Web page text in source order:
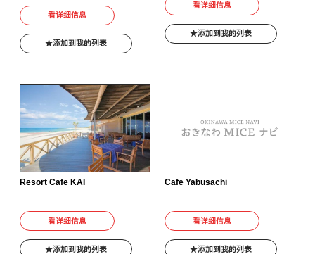
看详细信息
添加到我的列表
看详细信息
添加到我的列表
Resort Cafe KAI
看详细信息
添加到我的列表
Cafe Yabusachi
看详细信息
添加到我的列表